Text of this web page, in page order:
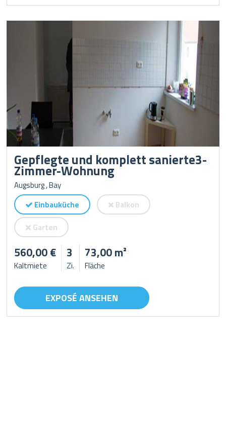
Gepflegte und komplett sanierte3-
Zimmer-Wohnung
Augsburg , Bay
Einbauküche
Balkon
Garten
560,00 €
Kaltmiete
3
Zi.
73,00 m²
Fläche
EXPOSÉ ANSEHEN